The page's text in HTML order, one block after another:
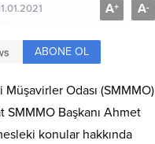
A+ A-
ABONE OL
Odası (SMMMO)
SMMMO Başkanı Ahmet
konular hakkında